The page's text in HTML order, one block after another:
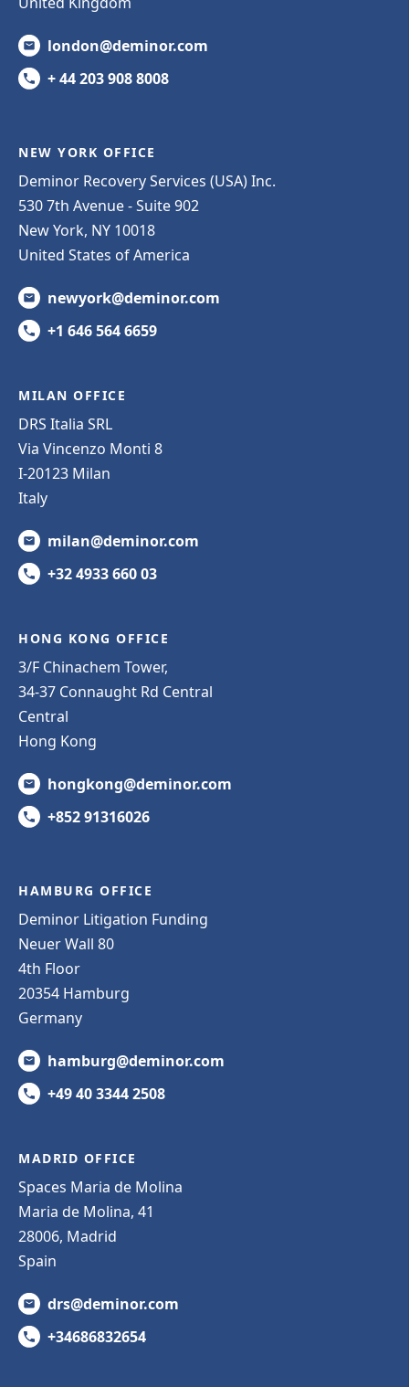
london@deminor.com
+ 44 203 908 8008
NEW YORK OFFICE
Deminor Recovery Services (USA) Inc.
530 7th Avenue - Suite 902
New York, NY 10018
United States of America
newyork@deminor.com
+1 646 564 6659
MILAN OFFICE
DRS Italia SRL
Via Vincenzo Monti 8
I-20123 Milan
Italy
milan@deminor.com
+32 4933 660 03
HONG KONG OFFICE
3/F Chinachem Tower,
34-37 Connaught Rd Central
Central
Hong Kong
hongkong@deminor.com
+852 91316026
HAMBURG OFFICE
Deminor Litigation Funding
Neuer Wall 80
4th Floor
20354 Hamburg
Germany
hamburg@deminor.com
+49 40 3344 2508
MADRID OFFICE
Spaces Maria de Molina
Maria de Molina, 41
28006, Madrid
Spain
drs@deminor.com
+34686832654